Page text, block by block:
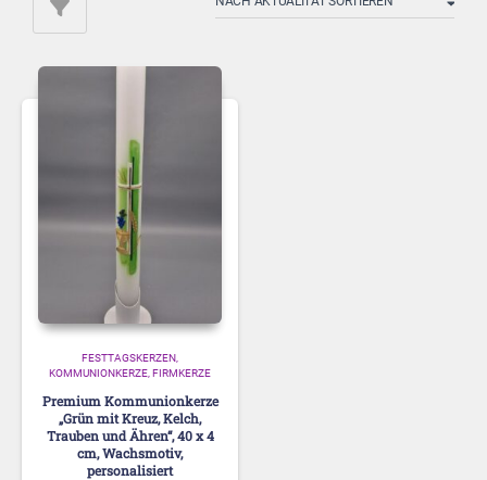
FESTTAGSKERZEN
KOMMUNIONKERZE, FIRMKERZE
Premium Kommunionkerze
„Grün mit Kreuz, Kelch,
Trauben und Ähren“, 40 x 4
cm, Wachsmotiv,
personalisiert